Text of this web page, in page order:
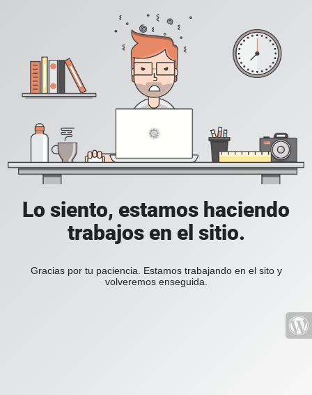
Lo siento, estamos haciendo
trabajos en el sitio.
Gracias por tu paciencia. Estamos trabajando en el sito y
volveremos enseguida.